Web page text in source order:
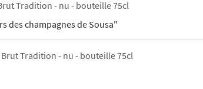
Tradition - nu - bouteille 75cl
des champagnes de Sousa"
Brut Tradition - nu - bouteille 75cl